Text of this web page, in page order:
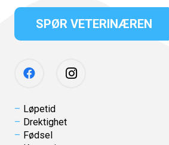
SPØR VETERINÆREN
Løpetid
Drektighet
Fødsel